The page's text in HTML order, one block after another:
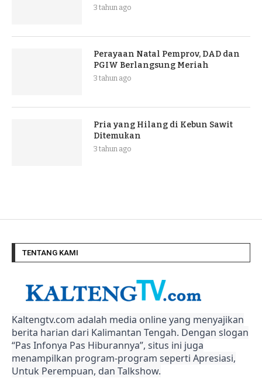
3 tahun ago
Perayaan Natal Pemprov, DAD dan
PGIW Berlangsung Meriah
3 tahun ago
Pria yang Hilang di Kebun Sawit
Ditemukan
3 tahun ago
TENTANG KAMI
Kaltengtv.com adalah media online yang menyajikan
berita harian dari Kalimantan Tengah. Dengan slogan
“Pas Infonya Pas Hiburannya”, situs ini juga
menampilkan program-program seperti Apresiasi,
Untuk Perempuan, dan Talkshow.